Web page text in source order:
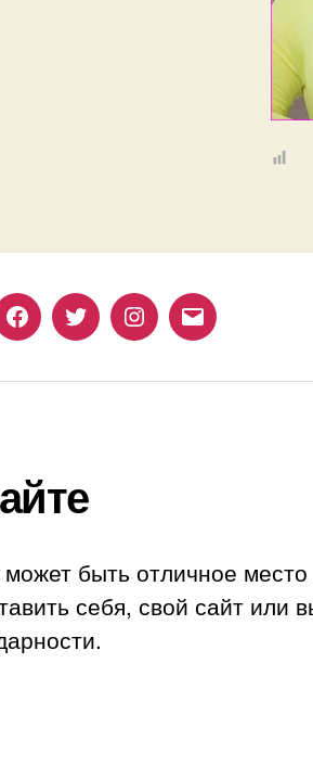
FacebookTwitterInstagram
Email
быть отличное
себя, свой сайт или